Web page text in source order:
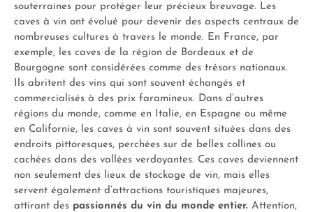
souterraines pour protéger leur précieux breuvage. Les
caves à vin ont évolué pour devenir des aspects centraux de
nombreuses cultures à travers le monde. En France, par
exemple, les caves de la région de Bordeaux et de
Bourgogne sont considérées comme des trésors nationaux.
Ils abritent des vins qui sont souvent échangés et
commercialisés à des prix faramineux. Dans d’autres
régions du monde, comme en Italie, en Espagne ou même
en Californie, les caves à vin sont souvent situées dans des
endroits pittoresques, perchées sur de belles collines ou
cachées dans des vallées verdoyantes. Ces caves deviennent
non seulement des lieux de stockage de vin, mais elles
servent également d’attractions touristiques majeures,
attirant des passionnés du vin du monde entier. Attention,